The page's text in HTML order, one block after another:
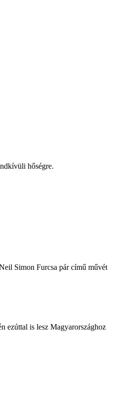
hőségre.
Simon Furcsa pár című művét
ezúttal is lesz Magyarországhoz